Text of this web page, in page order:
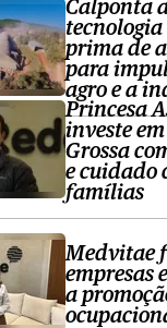
Calponta
prima de
para
agro e a
Princesa
investe
Grossa
e cuidado
famílias
Medvitae
empresas
a